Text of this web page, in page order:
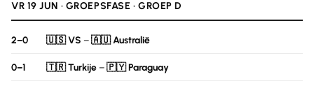
VR 19 JUN · GROEPSFASE · GROEP D
2–0 🇺🇸 VS –🇦🇺 Australië
0–1 🇹🇷 Turkije–🇵🇾 Paraguay